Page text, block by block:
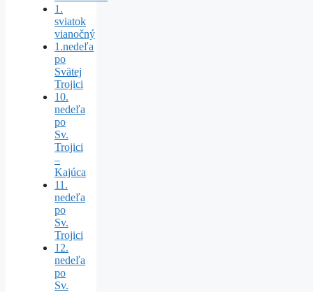
1.
sviatok
vianočný
1.nedeľa
po
Svätej
Trojici
10.
nedeľa
po
Sv.
Trojici
–
Kajúca
11.
nedeľa
po
Sv.
Trojici
12.
nedeľa
po
Sv.